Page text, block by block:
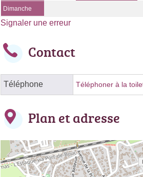
Dimanche
Signaler une erreur
Contact
Téléphone Téléphoner à la
Plan et adresse